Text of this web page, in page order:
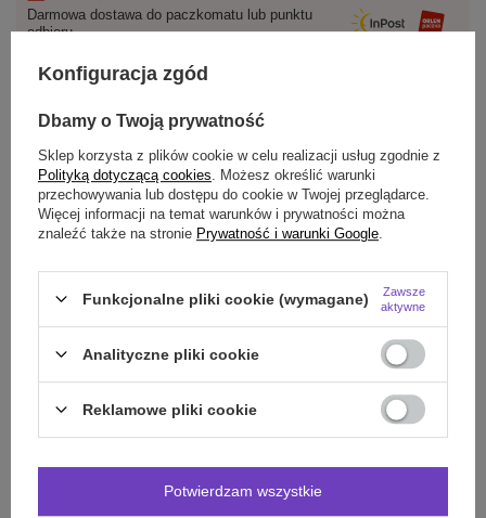
Darmowa dostawa do paczkomatu lub punktu
odbioru
Smile - dostawy ze sklepów internetowych przy zamówieniu od
OPIS
SZCZEGÓŁOWE DANE
Potrzebujesz pomocy? Masz pytania?
Konfiguracja zgód
Dbamy o Twoją prywatność
Sklep korzysta z plików cookie w celu realizacji usług zgodnie z
Polityką dotyczącą cookies . Możesz określić warunki
przechowywania lub dostępu do cookie w Twojej przeglądarce.
Więcej informacji na temat warunków i prywatności można
znaleźć także na stronie Prywatność i warunki Google
Funkcjonalne pliki cookie (wymagane)
Zawsze
aktywne
Analityczne pliki cookie
Reklamowe pliki cookie
Potwierdzam wszystkie